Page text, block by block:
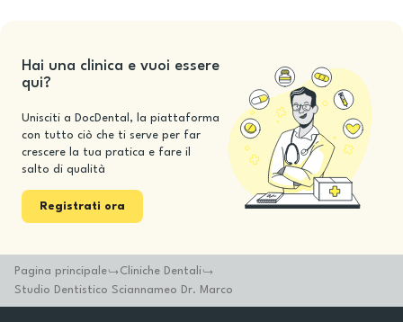
Hai una clinica e vuoi essere
qui?
Unisciti a DocDental, la piattaforma
con tutto ciò che ti serve per far
crescere la tua pratica e fare il
salto di qualità
Registrati ora
Pagina principale
Cliniche Dentali
Studio Dentistico Sciannameo Dr. Marco